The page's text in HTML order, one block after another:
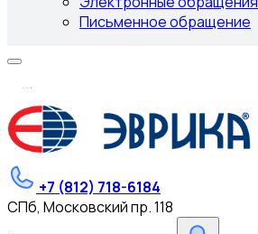
Письменное обращение
...
+7 (812) 718-6184
СПб, Московский пр. 118